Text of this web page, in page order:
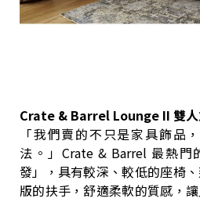
Crate & Barrel Lounge II 雙人
「我們賣的不只是家具飾品
法。」Crate & Barrel 最熱門
發」，具有較深、較低的座椅
版的扶手，舒適柔軟的質感，